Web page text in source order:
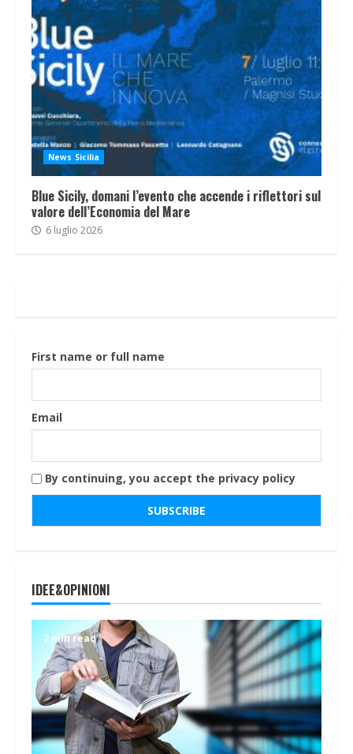
News Sicilia
Blue Sicily, domani l’evento che accende i riflettori sul
valore dell’Economia del Mare
6 luglio 2026
First name or full name
Email
By continuing, you accept the privacy policy
IDEE&OPINIONI
2 min read